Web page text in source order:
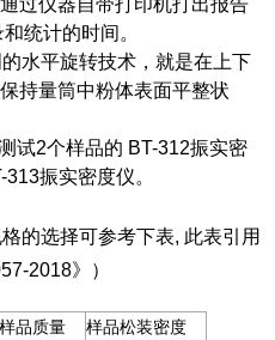
过仪器自带打印机打出报告
统计的时间。
水平旋转技术，就是在上下
持量筒中粉体表面平整状
试2个样品的 BT-312振实密
振实密度仪。
的选择可参考下表, 此表引用
2018》）
品质量
样品松装密度